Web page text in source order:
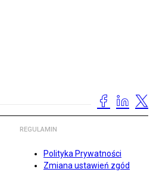
REGULAMIN
Polityka Prywatności
Zmiana ustawień zgód